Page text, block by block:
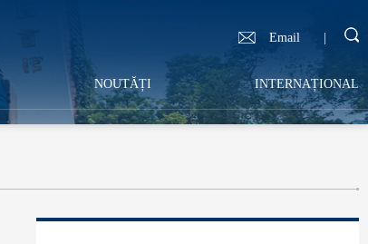
Email |
NOUTĂȚI INTERNAȚIONAL